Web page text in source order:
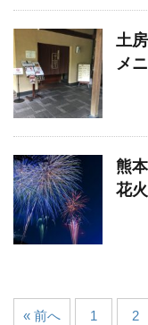
土
メ
熊
花
« 前へ 1 2